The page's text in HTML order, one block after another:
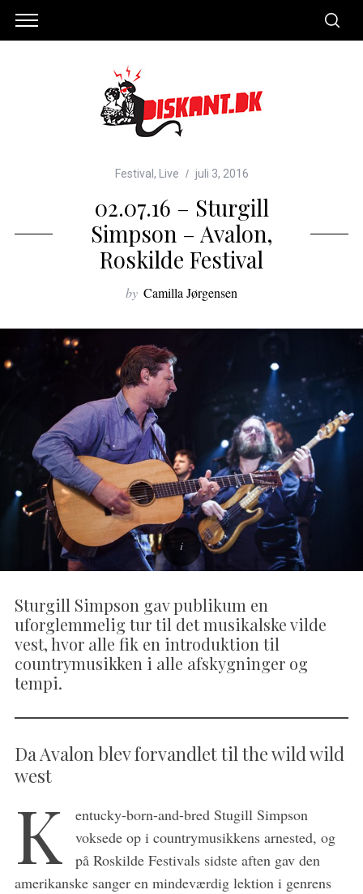
Festival , Live juli 3, 2016
02.07.16 – Sturgill
Simpson – Avalon,
Roskilde Festival
by Camilla Jørgensen
Sturgill Simpson gav publikum en
uforglemmelig tur til det musikalske vilde
vest, hvor alle fik en introduktion til
countrymusikken i alle afskygninger og
tempi.
Da Avalon blev forvandlet til the wild wild
west
K
entucky-born-and-bred Stugill Simpson
voksede op i countrymusikkens arnested, og
på Roskilde Festivals sidste aften gav den
amerikanske sanger en mindeværdig lektion i genrens